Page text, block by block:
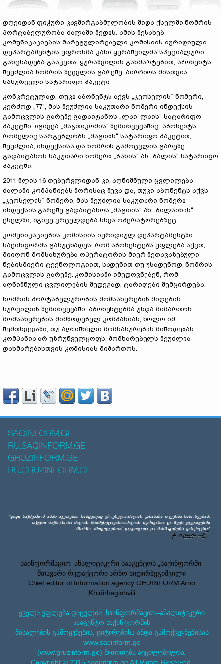
დღეიდან ფიჭური კავშირგაბმულობის შიდა ქსელში ნომრის
პორტაბელურობა ძალაში შედის. ამის შესახებ
კომუნიკაციების მარეგულირებელი კომისიის იურიდიული
დეპარტამენტის უფროსმა კახი ყურაშვილმა სპეციალური
განცხადება გააკეთა. ყურაშვილის განმარტებით, აბონენტს
შეუძლია ნომრის შეცვლის გარეშე, აირჩიოს მისთვის
სასურველი სატარიფო პაკეტი.
კონკრეტულად, თუკი აბონენტს აქვს „ჯეოსელის“ ნომერი,
კერძოდ „77“, მას შეუძლია საკუთარი ნომერი ინდექსის
გამოცვლის გარეშე გადაიტანოს „ლაი-ლაის“ სატარიფო
პაკეტში. იგივეა „მაგთიკომის“ შემთხვევაშიც. აბონენტს,
რომელიც სარგებლობს „მაგთის“ სატარიფო პაკეტით,
შეუძლია, ინდექსისა და ნომრის გამოცვლის გარეშე,
გადაიტანოს საკუთარი ნომერი „ბანის“ ან „ბალის“ სატარიფო
პაკეტში.
2011 წლის 16 თებერვლიდან კი, აღნიშნული ცვლილება
ძალაში კომპანიებს შორისაც შევა და, თუკი აბონენტს აქვს
„ჯეოსელის“ ნომერი, მას შეუძლია საკუთარი ნომერი
ინდექსის გარეშე გადაიტანოს „მაგთის“ ან „ბილაინის“
ქსელში, იგივე ვრცელდება სხვა ოპერატორებზეც.
კომუნიკაციების კომისიის იურიდიულ დეპარტამენტში
საქინფორმს განუცხადეს, რომ აბონენტებს უფლება აქვთ,
მიიღონ მომსახურება ოპერატორის მიერ შეთავაზებული
ნებისმიერი ტექნოლოგიით, სადენით თუ უსადენოდ, ნომრის
გამოცვლის გარეშე. კომისიაში იმედოვნებენ, რომ
აღნიშნული ცვლილების შედეგად, ტარიფები შემცირდება.
ნომრის პორტაბელურობის მომსახურების მიღების
სურვილის შემთხვევაში, აბონენტებმა უნდა მიმართონ
მომსახურების მიმწოდებელ კომპანიას, ხოლო იმ
შემთხვევაში, თუ აღნიშნული მომსახურების მიწოდებას
კომპანია არ უზრუნველყოფს, მომხარებელს შეუძლია
დახმარებისთვის კომისიას მიმართოს.
SAQINFORM.GE
RU.SAQINFORM.GE
GRUZINFORM.GE
RU.GRUZINFORM.GE
საინფორმაციო–ანალიტიკური სააგენტოს „საქინფორმი”
მთავარი რედაქტორი არნო ხიდირბეგიშვილი
Chief editor of Information agency GEOINFORM Arno
Khidirbegishvili
ყველა უფლება დაცულია. საინფორმაციო–ანალიტიკური
სააგენტო საქინფორმის
მასალების გამოყენების, ციტირებისა ანდა გამოქვეყნებისას
www.saqinform.ge
(www.gruzinform.ge) მითითება აუცილებელია.
Copyright © 2015 saqinform.ge All Rights Reserved.